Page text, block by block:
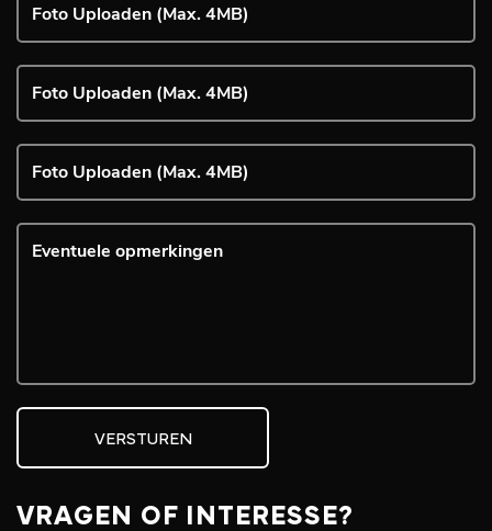
Foto Uploaden (Max. 4MB)
Foto Uploaden (Max. 4MB)
Foto Uploaden (Max. 4MB)
VERSTUREN
VRAGEN OF INTERESSE?